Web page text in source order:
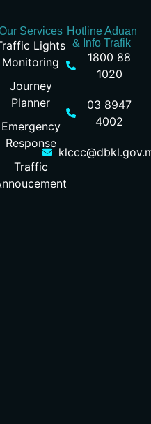
Services
Lights
Monitoring
Journey
Planner
Emergency
Response
Traffic
Hotline Aduan
& Info Trafik
1800 88
1020
03 8947
4002